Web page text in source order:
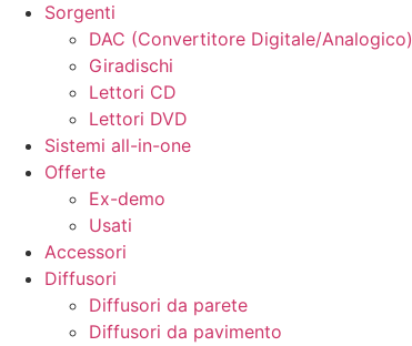
Sorgenti
DAC (Convertitore Digitale/Analogico)
Giradischi
Lettori CD
Lettori DVD
Sistemi all-in-one
Offerte
Ex-demo
Usati
Accessori
Diffusori
Diffusori da parete
Diffusori da pavimento